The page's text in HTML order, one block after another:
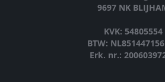
9697 NK
KVK: 54805554
BTW:
Erk. nr.: